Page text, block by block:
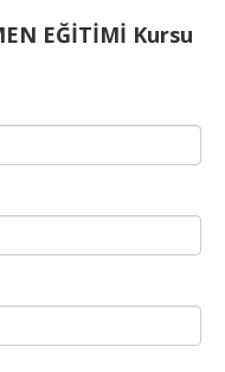
EĞİTİMİ Kursu